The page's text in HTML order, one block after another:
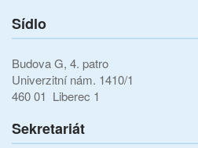
Sídlo
Budova G, 4. patro
Univerzitní nám. 1410/1
460 01 Liberec 1
Sekretariát